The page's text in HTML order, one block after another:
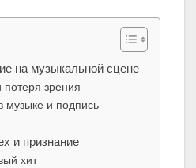
на музыкальной сцене
зрения
музыке и подпись
и признание
хит